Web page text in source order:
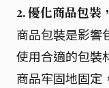
2. 優化商品包裝
商品包裝是影響
使用合適的包裝
商品牢固地固定